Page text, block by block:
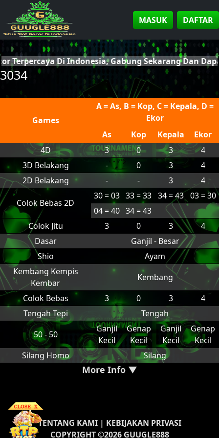
MASUK DAFTAR
Di Indonesia, Gabung Sekarang Dan
3034
Games
A = As, B = Kop, C = Kepala, D =
Ekor
As
Kop Kepala
Ekor
4D
3 0 3
4
3D Belakang
- 0 3
4
2D Belakang
- - 3 4
Colok Bebas 2D
30 = 03 33 = 33 34 = 43
03 = 30
04 = 40 34 = 43
Colok Jitu
3 0 3
4
Dasar
Ganjil - Besar
Shio
Ayam
Kembang Kempis
Kembar
Kembang
Colok Bebas
3 0 3
4
Tengah Tepi
Tengah
50 - 50
Ganjil
Kecil
Genap
Kecil
Ganjil
Kecil
Genap
Kecil
Silang Homo
Silang
More Info ▼
TENTANG KAMI| KEBIJAKAN PRIVASI
COPYRIGHT ©2026 GUUGLE888